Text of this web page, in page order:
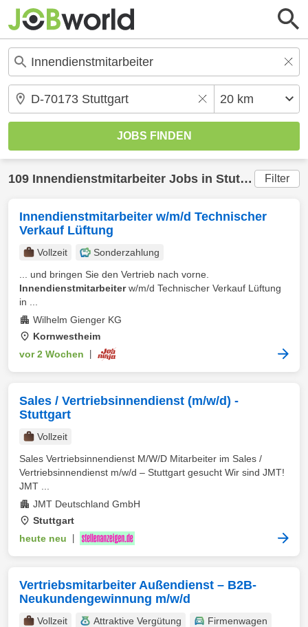
109 Innendienstmitarbeiter Jobs in Stuttgart (20
Filter
Innendienstmitarbeiter w/m/d Technischer
Verkauf Lüftung
Vollzeit
Sonderzahlung
... und bringen Sie den Vertrieb nach vorne.
Innendienstmitarbeiterw/m/d Technischer Verkauf Lüftung
in ...
Wilhelm Gienger KG
Kornwestheim
vor 2 Wochen
Sales / Vertriebsinnendienst (m/w/d) -
Stuttgart
Vollzeit
Sales Vertriebsinnendienst M/W/D Mitarbeiter im Sales /
Vertriebsinnendienst m/w/d – Stuttgart gesucht Wir sind JMT!
JMT ...
JMT Deutschland GmbH
Stuttgart
heute neu
Vertriebsmitarbeiter Außendienst – B2B-
Neukundengewinnung m/w/d
Vollzeit Attraktive Vergütung
Firmenwagen